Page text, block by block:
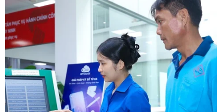
Cuộc chiến Thương mại Mỹ-Trung
Trung Quốc sẽ đáp trả các biện pháp hạn chế
của Mỹ
Trung Quốc và Mỹ nhất trí tăng cường đối thoại
kinh tế-thương mại
Mỹ cấp phép xuất khẩu số lượng nhỏ chip AI
Nvidia sang Trung Quốc